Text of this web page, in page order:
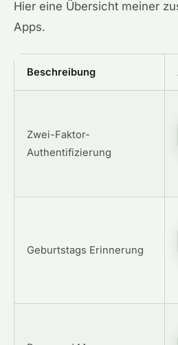
Hier eine Übersicht meiner
Apps.
Beschreibung
Zwei-Faktor-
Authentifizierung
Geburtstags Erinnerung